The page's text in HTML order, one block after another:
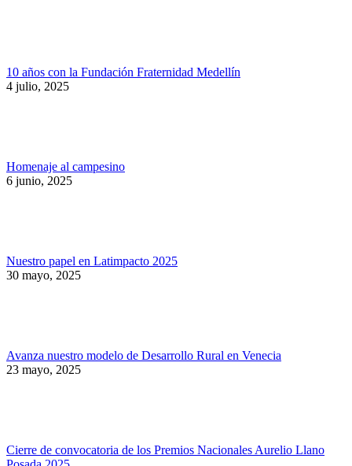
10 años con la Fundación Fraternidad Medellín
4 julio, 2025
Homenaje al campesino
6 junio, 2025
Nuestro papel en Latimpacto 2025
30 mayo, 2025
Avanza nuestro modelo de Desarrollo Rural en Venecia
23 mayo, 2025
Cierre de convocatoria de los Premios Nacionales Aurelio Llano